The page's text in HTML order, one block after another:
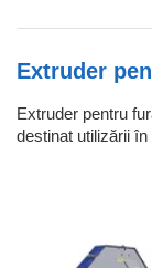
Extruder
Extruder pentru
destinat utilizării